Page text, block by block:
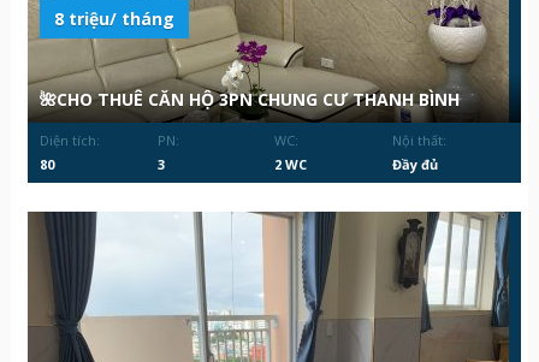
8 triệu/ tháng
🌺CHO THUÊ CĂN HỘ 3PN CHUNG CƯ THANH BÌNH
Diện tích:
80
PN:
3
WC:
2 WC
Nội thất:
Đầy đủ